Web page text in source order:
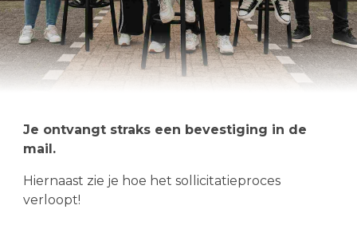
Je ontvangt straks een bevestiging in de
mail.
Hiernaast zie je hoe het sollicitatieproces
verloopt!